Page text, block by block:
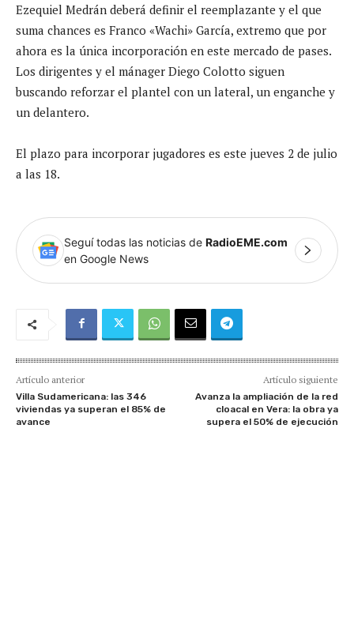
Ezequiel Medrán deberá definir el reemplazante y el que
suma chances es Franco «Wachi» García, extremo que por
ahora es la única incorporación en este mercado de pases.
Los dirigentes y el mánager Diego Colotto siguen
buscando reforzar el plantel con un lateral, un enganche y
un delantero.
El plazo para incorporar jugadores es este jueves 2 de julio
a las 18.
Seguí todas las noticias de RadioEME.com
en Google News
Artículo anterior
Villa Sudamericana: las 346
viviendas ya superan el 85% de
avance
Artículo siguiente
Avanza la ampliación de la red
cloacal en Vera: la obra ya
supera el 50% de ejecución